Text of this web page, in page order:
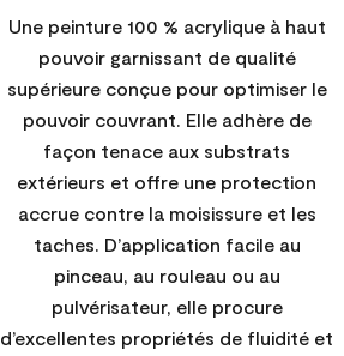
Une peinture 100 % acrylique à haut
pouvoir garnissant de qualité
supérieure conçue pour optimiser le
pouvoir couvrant. Elle adhère de
façon tenace aux substrats
extérieurs et offre une protection
accrue contre la moisissure et les
taches. D’application facile au
pinceau, au rouleau ou au
pulvérisateur, elle procure
d’excellentes propriétés de fluidité et